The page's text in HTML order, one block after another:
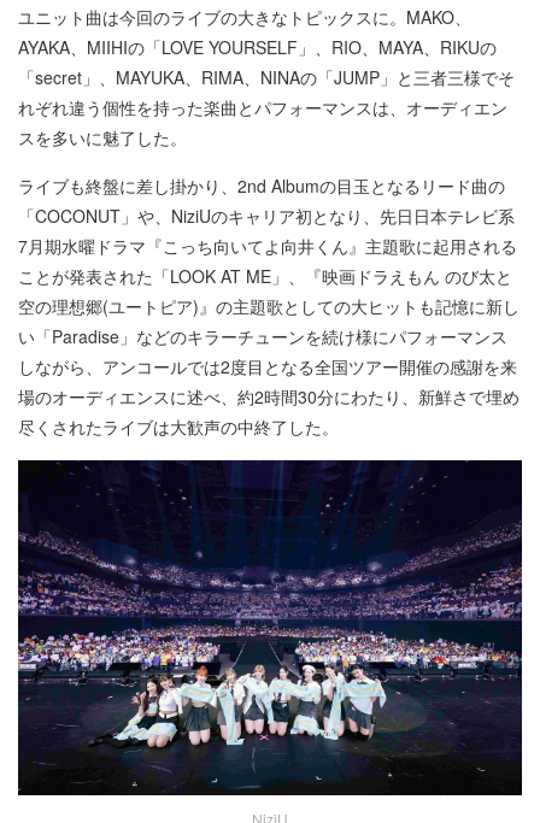
ユニット曲は今回のライブの大きなトピックスに。MAKO、
AYAKA、MIIHIの「LOVE YOURSELF」、RIO、MAYA、RIKUの
「secret」、MAYUKA、RIMA、NINAの「JUMP」と三者三様でそ
れぞれ違う個性を持った楽曲とパフォーマンスは、オーディエン
スを多いに魅了した。
ライブも終盤に差し掛かり、2nd Albumの目玉となるリード曲の
「COCONUT」や、NiziUのキャリア初となり、先日日本テレビ系
7月期水曜ドラマ『こっち向いてよ向井くん』主題歌に起用される
ことが発表された「LOOK AT ME」、『映画ドラえもん のび太と
空の理想郷(ユートピア)』の主題歌としての大ヒットも記憶に新し
い「Paradise」などのキラーチューンを続け様にパフォーマンス
しながら、アンコールでは2度目となる全国ツアー開催の感謝を来
場のオーディエンスに述べ、約2時間30分にわたり、新鮮さで埋め
尽くされたライブは大歓声の中終了した。
NiziU